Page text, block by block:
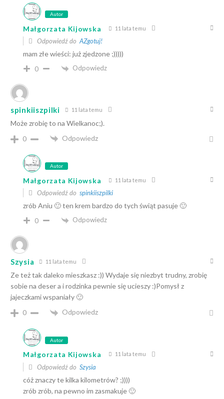
Autor
Małgorzata Kijowska 11 lata temu
Odpowiedź doAZgotuj!
mam złe wieści: już zjedzone ;)))))
0 Odpowiedz
spinkiiszpilki 11 lata temu
Może zrobię to na Wielkanoc;).
0
Odpowiedz
Autor
Małgorzata Kijowska 11 lata temu
Odpowiedź do spinkiiszpilki
zrób Aniu 🙂 ten krem bardzo do tych świąt pasuje 🙂
0 Odpowiedz
Szysia 11 lata temu
Ze też tak daleko mieszkasz :)) Wydaje się niezbyt trudny, zrobię
sobie na deser a i rodzinka pewnie się ucieszy :)Pomysł z
jajeczkami wspaniały 🙂
0
Odpowiedz
Autor
Małgorzata Kijowska 11 lata temu
Odpowiedź do Szysia
cóż znaczy te kilka kilometrów? ;))))
zrób zrób, na pewno im zasmakuje 🙂